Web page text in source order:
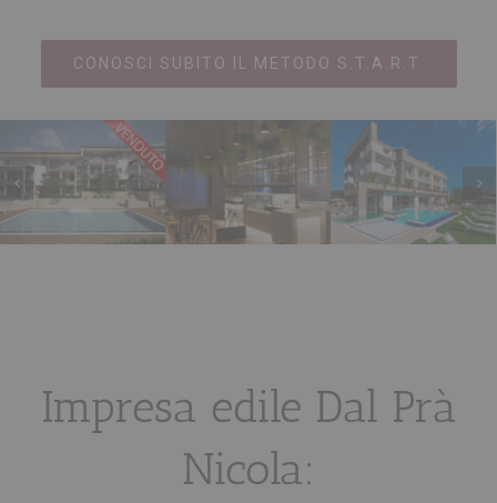
CONOSCI SUBITO IL METODO S.T.A.R.T.
di
Ristrutturazione
di un
appartamento
Costruzione
di una villa
esclusiva
Impresa edile Dal Prà
Nicola: